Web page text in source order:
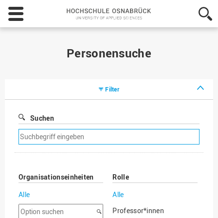
Hochschule
Osnabrück
-
Personensuche
Filter
Suchen
Suchfilter
entfernen
Organisationseinheiten
Alle
Option
Rolle
Alle
Professor*innen